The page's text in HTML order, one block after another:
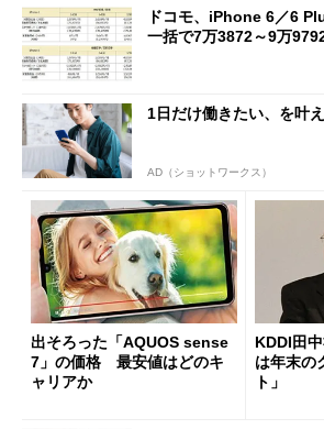
ドコモ、iPhone 6／6
一括で7万3872～9万
1日だけ働きたい、を叶
AD（ショットワークス）
出そろった「AQUOS sense
7」の価格 最安値はどのキ
ャリアか
KDDI田
は年末の
ト」